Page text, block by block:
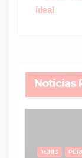
ideal
Noticias
TENIS